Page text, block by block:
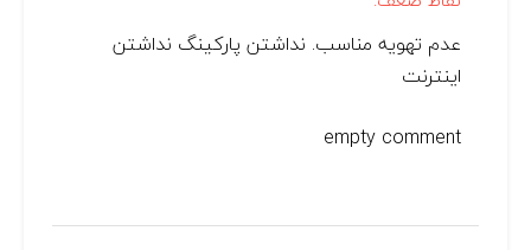
عدم تهویه مناسب. نداشتن پارکینگ نداشتن
اینترنت
empty comment